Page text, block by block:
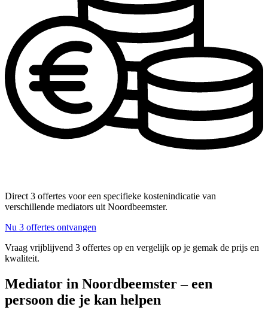
Direct 3 offertes voor een specifieke kostenindicatie van
verschillende mediators uit Noordbeemster.
Nu 3 offertes ontvangen
Vraag vrijblijvend 3 offertes op en vergelijk op je gemak de prijs en
kwaliteit.
Mediator in Noordbeemster – een
persoon die je kan helpen